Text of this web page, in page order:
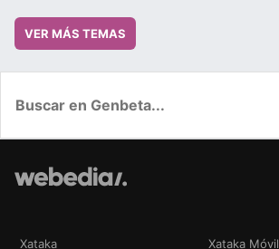
VER MÁS TEMAS
Xataka Xataka Móvil